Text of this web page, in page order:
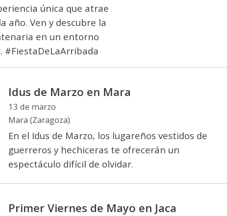
única que atrae
año. Ven y descubre la
en un entorno
#FiestaDeLaArribada
Idus de Marzo en Mara
13 de marzo
Mara (Zaragoza)
En el Idus de Marzo, los lugareños vestidos de
guerreros y hechiceras te ofrecerán un
espectáculo difícil de olvidar.
Primer Viernes de Mayo en Jaca